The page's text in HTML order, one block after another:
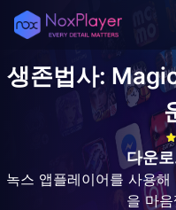
생존법사:
다운
녹스 앱플레이어를 사용
을 마